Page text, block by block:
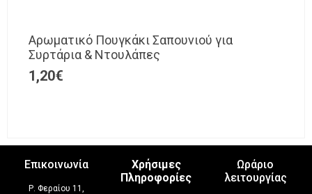
Αρωματικό Πουγκάκι Σαπουνιού για
Συρτάρια & Ντουλάπες
1,20€
Επικοινωνία
Ρ. Φεραίου 11,
Χρήσιμες
Πληροφορίες
Ωράριο
λειτουργίας